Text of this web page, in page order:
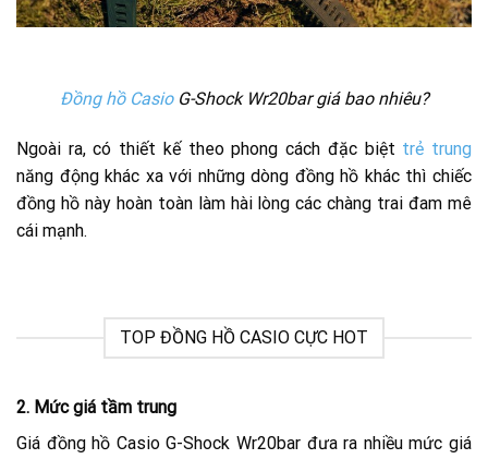
Đồng hồ CasioG-Shock Wr20bar giá bao nhiêu?
Ngoài ra, có thiết kế theo phong cách đặc biệt trẻ trung
năng động khác xa với những dòng đồng hồ khác thì chiếc
đồng hồ này hoàn toàn làm hài lòng các chàng trai đam mê
cái mạnh.
TOP ĐỒNG HỒ CASIO CỰC HOT
2. Mức giá tầm trung
Giá đồng hồ Casio G-Shock Wr20bar đưa ra nhiều mức giá